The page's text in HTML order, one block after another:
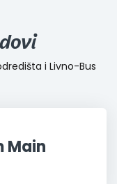
i Livno-Bus
Main